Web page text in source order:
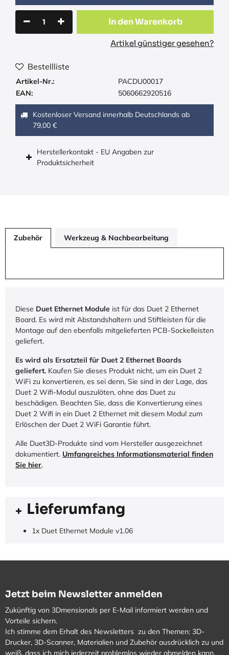
In den Warenkorb
Artikel günstiger gesehen?
Bestellliste
Artikel-Nr.:
PACDU00017
EAN:
5060662920516
Kostenloser Versand innerhalb Deutschlands ab
79,00 €
Herstellerkontakt - EU Angaben zur
Produktsicherheit
Zubehör Werkzeug & Nachbearbeitung
Diese Duet Ethernet Module ist für das Duet 2 Ethernet
Board. Es wird mit Abstandshaltern und Stiftleisten für die
Montage auf den ebenfalls mitgelieferten PCB-Sockelleisten
geliefert.
Es wird als Ersatzteil für Duet 2 Ethernet Boards
geliefert. Kaufen Sie dieses Produkt nicht, um ein Duet 2
WiFi zu konvertieren, es sei denn, Sie sind in der Lage, das
Duet 2 Wifi-Modul auszulöten, ohne das Duet zu
beschädigen. Beachten Sie, dass die Konvertierung eines
Duet 2 Wifi in ein Duet 2 Ethernet mit diesem Modul zum
Erlöschen der Duet 2 WiFi Garantie führt.
Alle Duet3D-Produkte sind vom Hersteller ausgezeichnet
dokumentiert. Umfangreiches Informationsmaterial finden
Sie hier.
Lieferumfang
1x Duet Ethernet Module v1.06
Jetzt beim Newsletter anmelden
Zukünftig von 3Dmensionals per E-Mail informiert werden und
Vorteile sichern.
Ich stimme dem Erhalt des Newsletters zu den Themen: 3D-
Drucker, 3D-Scanner, Materialien und Zubehör ausdrücklich zu und
weiß, dass ich mich jederzeit problemlos wieder abmelden kann.